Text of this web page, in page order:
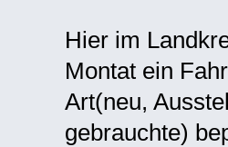
Hier im
Montat ein
Art(neu,
gebrauchte)